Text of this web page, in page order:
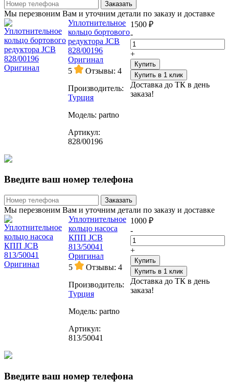
Заказать
Мы перезвоним Вам и уточним детали по заказу и доставке
Уплотнительное
кольцо бортового
редуктора JCB
828/00196
Оригинал
5
Отзывы: 4
Производитель:
Турция
Модель: partno
Артикул:
828/00196
1500 ₽
-
+
Купить
Купить в 1 клик
Доставка до ТК в день
заказа!
Введите ваш номер телефона
Заказать
Мы перезвоним Вам и уточним детали по заказу и доставке
Уплотнительное
кольцо насоса
КПП JCB
813/50041
Оригинал
5
Отзывы: 4
Производитель:
Турция
Модель: partno
Артикул:
813/50041
1000 ₽
-
+
Купить
Купить в 1 клик
Доставка до ТК в день
заказа!
Введите ваш номер телефона